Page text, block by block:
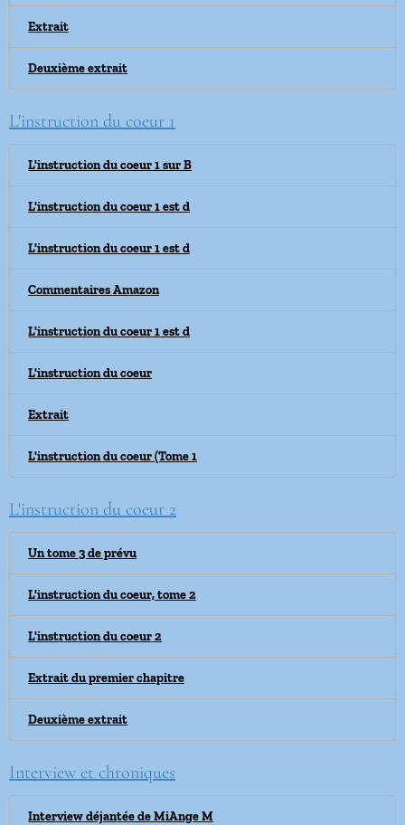
Extrait
Deuxième extrait
L'instruction du coeur 1
L'instruction du coeur 1 sur B
L'instruction du coeur 1 est d
L'instruction du coeur 1 est d
Commentaires Amazon
L'instruction du coeur 1 est d
L'instruction du coeur
Extrait
L'instruction du coeur (Tome 1
L'instruction du coeur 2
Un tome 3 de prévu
L'instruction du coeur, tome 2
L'instruction du coeur 2
Extrait du premier chapitre
Deuxième extrait
Interview et chroniques
Interview déjantée de MiAnge M